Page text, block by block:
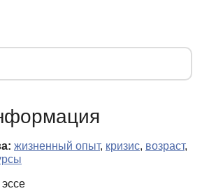
жизненный опыт, кризис, возраст,
эссе